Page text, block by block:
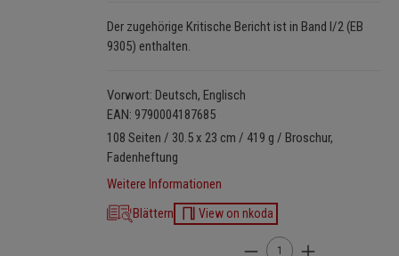
Kirche 4, Juli/August 2022)
Der zugehörige Kritische Bericht ist in Band I/2 (EB
9305) enthalten.
Vorwort: Deutsch, Englisch
EAN: 9790004187685
108 Seiten / 30.5 x 23 cm / 419 g / Broschur,
Fadenheftung
Weitere Informationen
Blättern
View on nkoda
Produkt Anzahl: Gib